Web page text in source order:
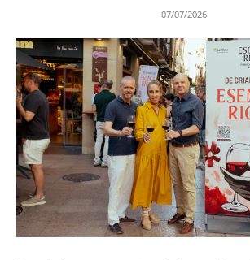
07/07/2026